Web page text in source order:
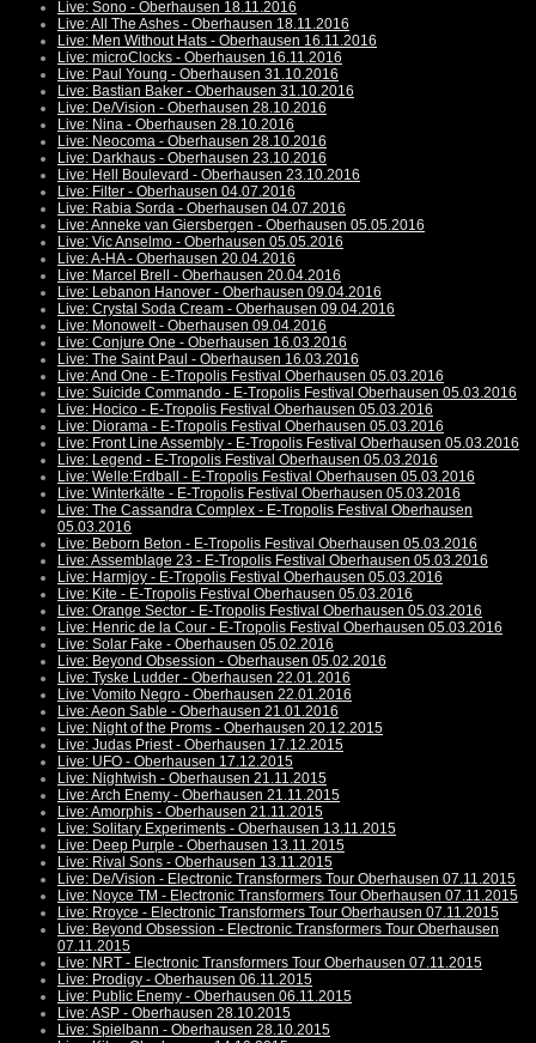
Live: Sono - Oberhausen 18.11.2016
Live: All The Ashes - Oberhausen 18.11.2016
Live: Men Without Hats - Oberhausen 16.11.2016
Live: microClocks - Oberhausen 16.11.2016
Live: Paul Young - Oberhausen 31.10.2016
Live: Bastian Baker - Oberhausen 31.10.2016
Live: De/Vision - Oberhausen 28.10.2016
Live: Nina - Oberhausen 28.10.2016
Live: Neocoma - Oberhausen 28.10.2016
Live: Darkhaus - Oberhausen 23.10.2016
Live: Hell Boulevard - Oberhausen 23.10.2016
Live: Filter - Oberhausen 04.07.2016
Live: Rabia Sorda - Oberhausen 04.07.2016
Live: Anneke van Giersbergen - Oberhausen 05.05.2016
Live: Vic Anselmo - Oberhausen 05.05.2016
Live: A-HA - Oberhausen 20.04.2016
Live: Marcel Brell - Oberhausen 20.04.2016
Live: Lebanon Hanover - Oberhausen 09.04.2016
Live: Crystal Soda Cream - Oberhausen 09.04.2016
Live: Monowelt - Oberhausen 09.04.2016
Live: Conjure One - Oberhausen 16.03.2016
Live: The Saint Paul - Oberhausen 16.03.2016
Live: And One - E-Tropolis Festival Oberhausen 05.03.2016
Live: Suicide Commando - E-Tropolis Festival Oberhausen 05.03.2016
Live: Hocico - E-Tropolis Festival Oberhausen 05.03.2016
Live: Diorama - E-Tropolis Festival Oberhausen 05.03.2016
Live: Front Line Assembly - E-Tropolis Festival Oberhausen 05.03.2016
Live: Legend - E-Tropolis Festival Oberhausen 05.03.2016
Live: Welle:Erdball - E-Tropolis Festival Oberhausen 05.03.2016
Live: Winterkälte - E-Tropolis Festival Oberhausen 05.03.2016
Live: The Cassandra Complex - E-Tropolis Festival Oberhausen
05.03.2016
Live: Beborn Beton - E-Tropolis Festival Oberhausen 05.03.2016
Live: Assemblage 23 - E-Tropolis Festival Oberhausen 05.03.2016
Live: Harmjoy - E-Tropolis Festival Oberhausen 05.03.2016
Live: Kite - E-Tropolis Festival Oberhausen 05.03.2016
Live: Orange Sector - E-Tropolis Festival Oberhausen 05.03.2016
Live: Henric de la Cour - E-Tropolis Festival Oberhausen 05.03.2016
Live: Solar Fake - Oberhausen 05.02.2016
Live: Beyond Obsession - Oberhausen 05.02.2016
Live: Tyske Ludder - Oberhausen 22.01.2016
Live: Vomito Negro - Oberhausen 22.01.2016
Live: Aeon Sable - Oberhausen 21.01.2016
Live: Night of the Proms - Oberhausen 20.12.2015
Live: Judas Priest - Oberhausen 17.12.2015
Live: UFO - Oberhausen 17.12.2015
Live: Nightwish - Oberhausen 21.11.2015
Live: Arch Enemy - Oberhausen 21.11.2015
Live: Amorphis - Oberhausen 21.11.2015
Live: Solitary Experiments - Oberhausen 13.11.2015
Live: Deep Purple - Oberhausen 13.11.2015
Live: Rival Sons - Oberhausen 13.11.2015
Live: De/Vision - Electronic Transformers Tour Oberhausen 07.11.2015
Live: Noyce TM - Electronic Transformers Tour Oberhausen 07.11.2015
Live: Rroyce - Electronic Transformers Tour Oberhausen 07.11.2015
Live: Beyond Obsession - Electronic Transformers Tour Oberhausen
07.11.2015
Live: NRT - Electronic Transformers Tour Oberhausen 07.11.2015
Live: Prodigy - Oberhausen 06.11.2015
Live: Public Enemy - Oberhausen 06.11.2015
Live: ASP - Oberhausen 28.10.2015
Live: Spielbann - Oberhausen 28.10.2015